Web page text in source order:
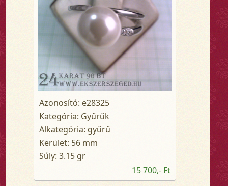
Azonosító: e28325
Kategória: Gyűrűk
Alkategória: gyűrű
Kerület: 56 mm
Súly: 3.15 gr
15 700,- Ft